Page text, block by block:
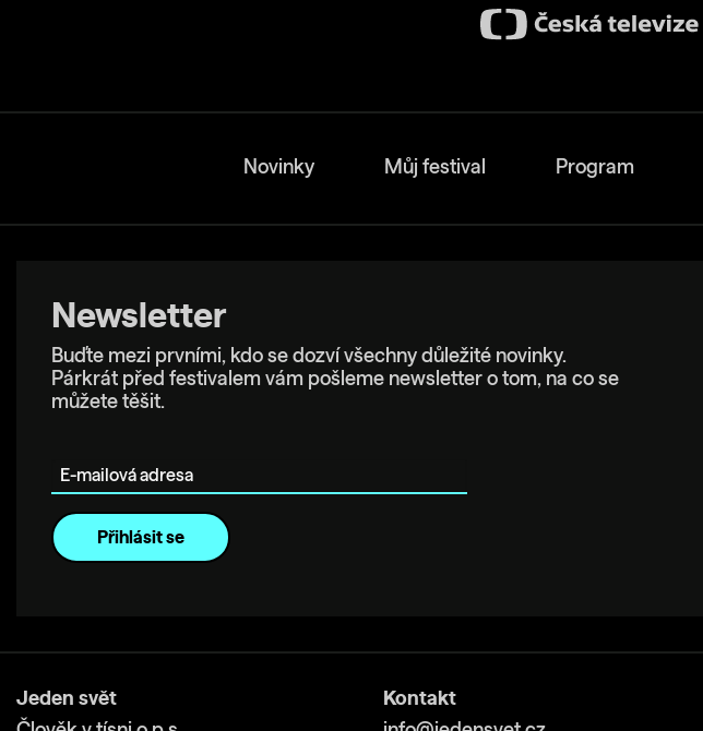
Novinky Můj festival Program
Newsletter
Buďte mezi prvními, kdo se dozví všechny důležité novinky.
Párkrát před festivalem vám pošleme newsletter o tom, na co se
můžete těšit.
Jeden svět
Kontakt